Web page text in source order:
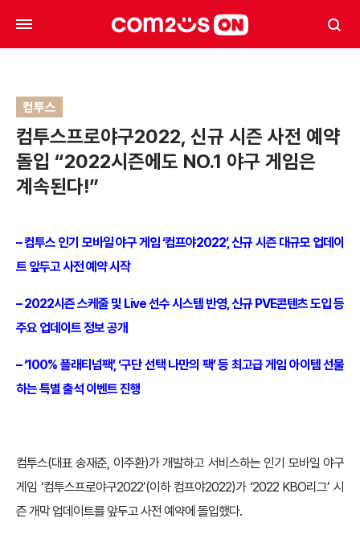
컴투스
컴투스프로야구2022, 신규 시즌 사전 예약
돌입 “2022시즌에도 NO.1 야구 게임은
계속된다!”
– 컴투스 인기 모바일 야구 게임 ‘컴프야2022’, 신규 시즌 대규모 업데이
트 앞두고 사전 예약 시작
– 2022시즌 스케줄 및 Live 선수 시스템 반영, 신규 PVE콘텐츠 도입 등
주요 업데이트 정보 공개
– ‘100% 플래티넘팩’, ‘구단 선택 나만의 팩’ 등 최고급 게임 아이템 선물
하는 특별 출석 이벤트 진행
컴투스(대표 송재준, 이주환)가 개발하고 서비스하는 인기 모바일 야구
게임 ‘컴투스프로야구2022’(이하 컴프야2022)가 ‘2022 KBO리그’ 시
즌 개막 업데이트를 앞두고 사전 예약에 돌입했다.